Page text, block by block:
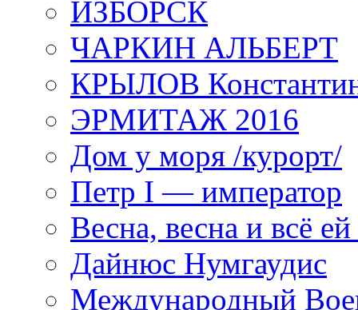
ИЗБОРСК
ЧАРКИН АЛЬБЕРТ
КРЫЛОВ
ЭРМИТАЖ 2016
Дом у моря /курорт/
Петр I — император
Весна, весна и всё
Дайнюс Нумгаудис
Международный